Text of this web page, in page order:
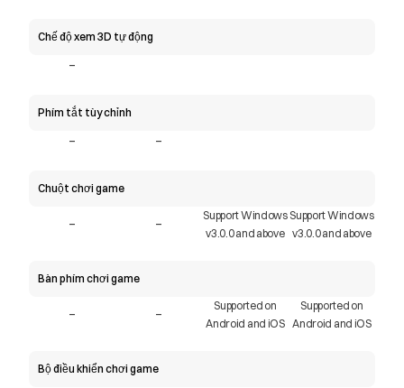
Chế độ xem 3D tự động
-
Phím tắt tùy chỉnh
- -
Chuột chơi game
- -
Support Windows
v3.0.0 and above
Support Windows
v3.0.0 and above
Bàn phím chơi game
- -
Supported on
Android and iOS
Supported on
Android and iOS
Bộ điều khiển chơi game